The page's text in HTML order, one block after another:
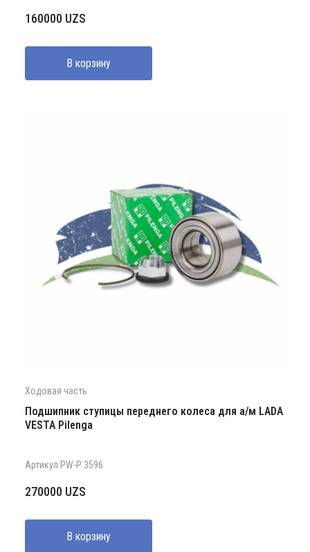
160000 UZS
В корзину
Ходовая часть
Подшипник ступицы переднего колеса для а/м LADA
VESTA Pilenga
Артикул:PW-P 3596
270000 UZS
В корзину